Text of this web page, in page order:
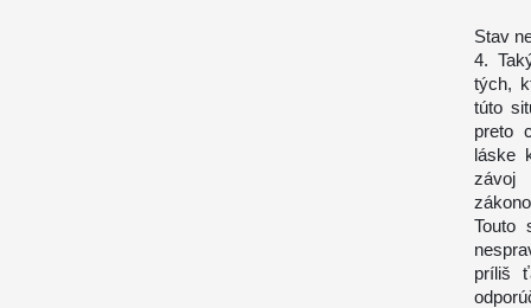
Stav
4.
tých,
túto
preto
láske
závoj
Touto
príliš